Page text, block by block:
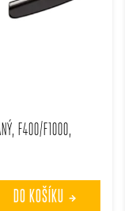
F400/F1000,
DO KOŠÍKU